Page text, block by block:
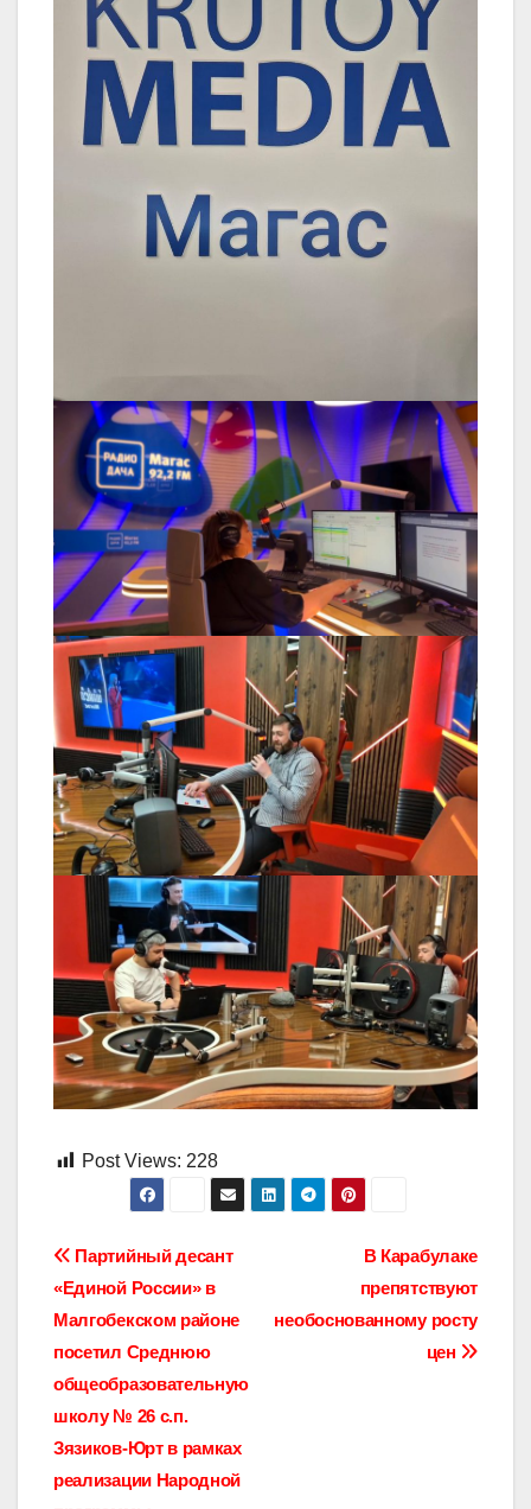
Post Views: 228
Навигация
по
записям
В Карабулаке
препятствуют
необоснованному росту
цен
Партийный десант
«Единой России» в
Малгобекском районе
посетил Среднюю
общеобразовательную
школу № 26 с.п.
Зязиков-Юрт в рамках
реализации Народной